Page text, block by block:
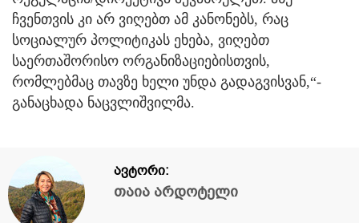
ჩვენთვის კი არ ვიღებთ ამ კანონებს, რაც
სოციალურ პოლიტიკას ეხება, ვიღებთ
საერთაშორისო ორგანიზაციებისთვის,
რომლებმაც თავზე ხელი უნდა გადაგვისვან,“-
განაცხადა ნაცვლიშვილმა.
ავტორი:
თაია არდოტელი